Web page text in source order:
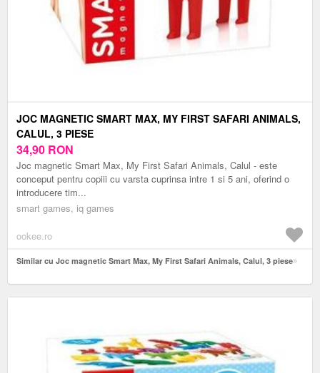
JOC MAGNETIC SMART MAX, MY FIRST SAFARI ANIMALS,
CALUL, 3 PIESE
34,90 RON
Joc magnetic Smart Max, My First Safari Animals, Calul - este
conceput pentru copiii cu varsta cuprinsa intre 1 si 5 ani, oferind o
introducere tim...
smart games, iq games
ookee.ro
Similar cu Joc magnetic Smart Max, My First Safari Animals, Calul, 3 piese